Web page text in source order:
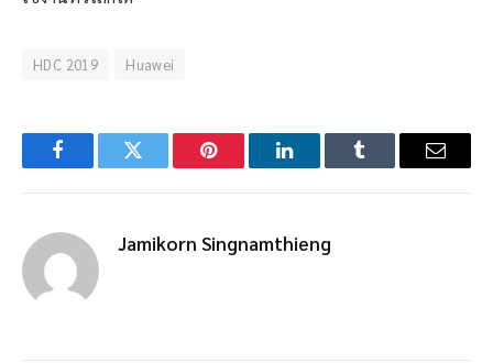
HDC 2019 Huawei
FacebookTwitter Pinterest LinkedInTumblr Email
Jamikorn Singnamthieng